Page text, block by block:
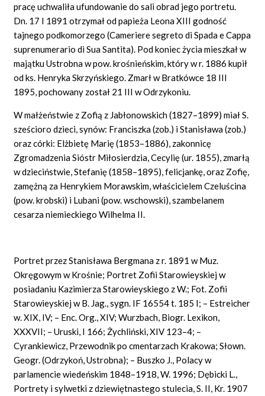
pracę uchwaliła ufundowanie do sali obrad jego portretu.
Dn. 17 I 1891 otrzymał od papieża Leona XIII godność
tajnego podkomorzego (Cameriere segreto di Spada e Cappa
suprenumerario di Sua Santita). Pod koniec życia mieszkał w
majątku Ustrobna w pow. krośnieńskim, który w r. 1886 kupił
od ks. Henryka Skrzyńskiego. Zmarł w Bratkówce 18 III
1895, pochowany został 21 III w Odrzykoniu.
W małżeństwie z Zofią z Jabłonowskich (1827–1899) miał S.
sześcioro dzieci, synów: Franciszka (zob.) i Stanisława (zob.)
oraz córki: Elżbietę Marię (1853–1886), zakonnicę
Zgromadzenia Sióstr Miłosierdzia, Cecylię (ur. 1855), zmarłą
w dzieciństwie, Stefanię (1858–1895), felicjankę, oraz Zofię,
zamężną za Henrykiem Morawskim, właścicielem Czeluścina
(pow. krobski) i Lubani (pow. wschowski), szambelanem
cesarza niemieckiego Wilhelma II.
Portret przez Stanisława Bergmana z r. 1891 w Muz.
Okręgowym w Krośnie; Portret Zofii Starowieyskiej w
posiadaniu Kazimierza Starowieyskiego z W.; Fot. Zofii
Starowieyskiej w B. Jag., sygn. IF 16554 t. 185 I; – Estreicher
w. XIX, IV; – Enc. Org., XIV; Wurzbach, Biogr. Lexikon,
XXXVII; – Uruski, I 166; Żychliński, XIV 123–4; –
Cyrankiewicz, Przewodnik po cmentarzach Krakowa; Słown.
Geogr. (Odrzykoń, Ustrobna); – Buszko J., Polacy w
parlamencie wiedeńskim 1848–1918, W. 1996; Dębicki L.,
Portrety i sylwetki z dziewiętnastego stulecia, S. II, Kr. 1907